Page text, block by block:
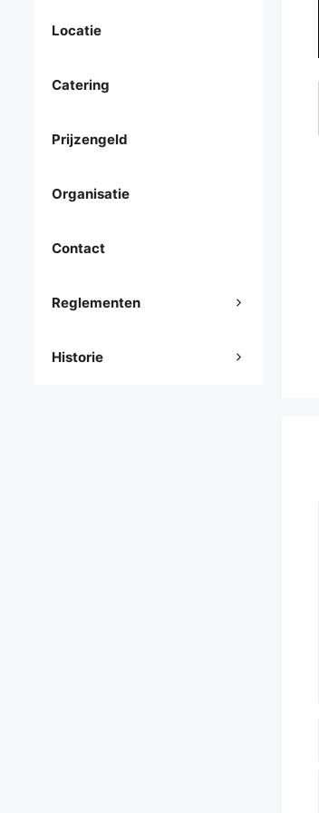
Locatie
Catering
Prijzengeld
Organisatie
Contact
Reglementen
Historie